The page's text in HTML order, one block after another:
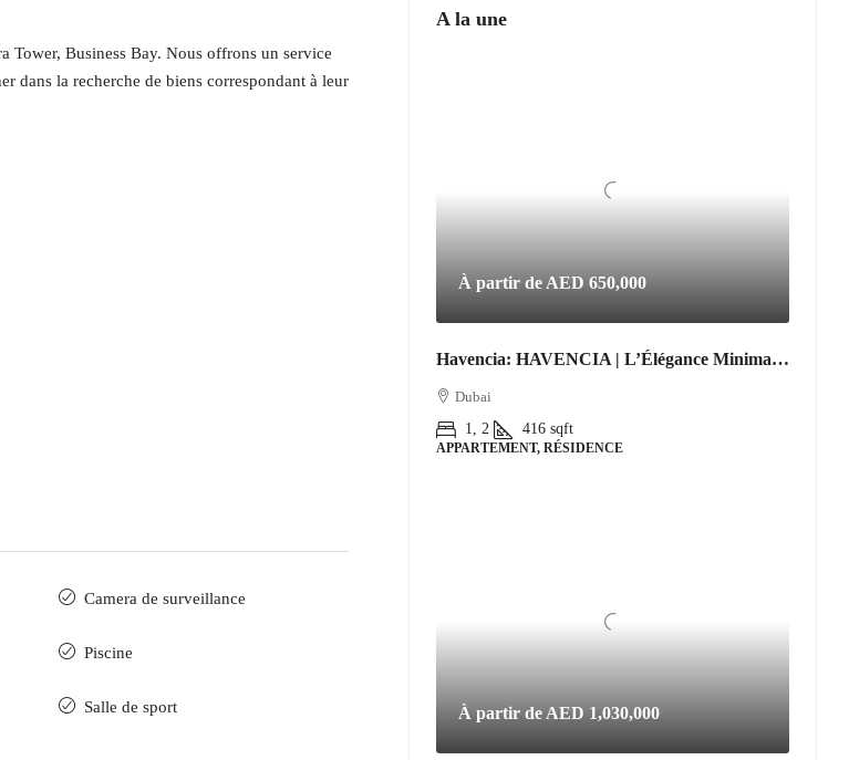
Tower, Business Bay. Nous offrons un service
dans la recherche de biens correspondant à leur
Camera de surveillance
Piscine
Salle de sport
A la une
À partir de AED 650,000
Havencia: HAVENCIA | L’Élégance Minimaliste au Cœur du Nouveau Dubaï
Dubai
1, 2
416 sqft
APPARTEMENT, RÉSIDENCE
À partir de AED 1,030,000